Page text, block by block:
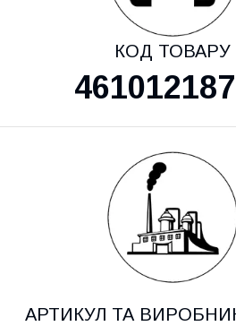
КОД ТОВАРУ
АРТИКУЛ ТА